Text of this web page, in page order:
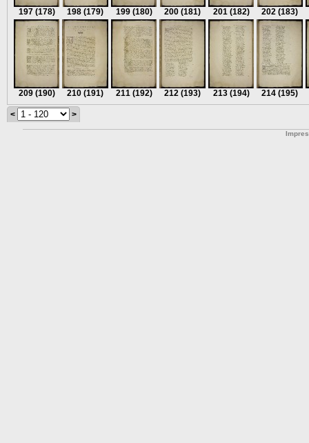
197 (178) 198 (179) 199 (180) 200 (181) 201 (182) 202 (183)
209 (190) 210 (191) 211 (192) 212 (193) 213 (194) 214 (195)
< >